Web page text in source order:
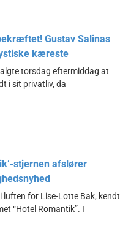
Gustav Salinas
kæreste
torsdag eftermiddag at
i sit privatliv, da
stjernen afslører
luften for Lise-Lotte Bak, kendt
“Hotel Romantik”. I